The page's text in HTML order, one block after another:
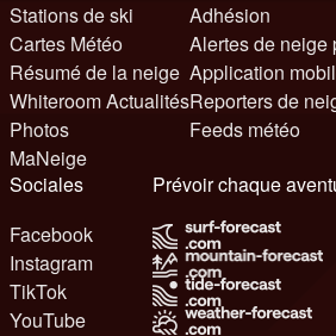
Stations de ski
Cartes Météo
Résumé de la neige
Whiteroom Actualités
Photos
MaNeige
Adhésion
Alertes de neige
Application
Reporters de
Feeds météo
Sociales
Facebook
Instagram
TikTok
YouTube
Prévoir chaque